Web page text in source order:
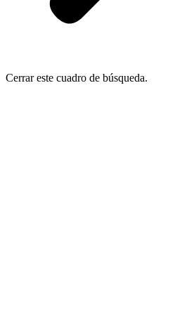
Cerrar este cuadro de búsqueda.